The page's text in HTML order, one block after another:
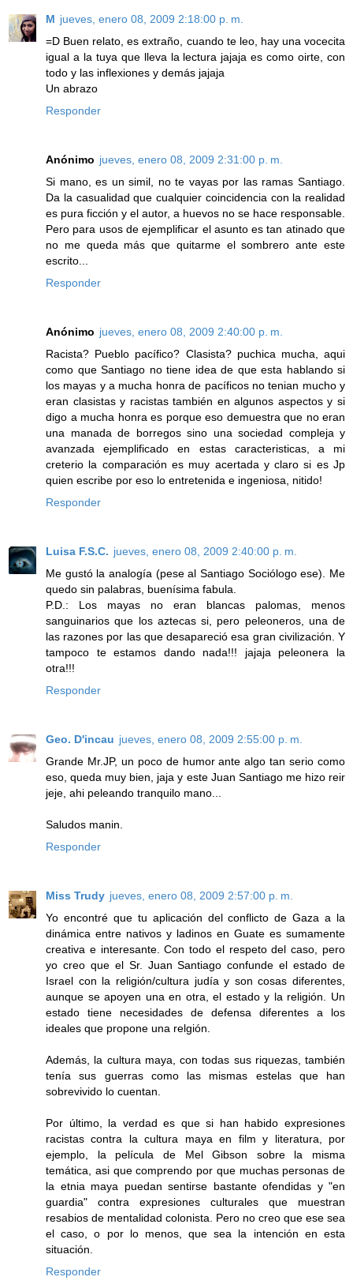
M jueves, enero 08, 2009 2:18:00 p. m.
=D Buen relato, es extraño, cuando te leo, hay una vocecita
igual a la tuya que lleva la lectura jajaja es como oirte, con
todo y las inflexiones y demás jajaja
Un abrazo
Responder
Anónimo jueves, enero 08, 2009 2:31:00 p. m.
Si mano, es un simil, no te vayas por las ramas Santiago.
Da la casualidad que cualquier coincidencia con la realidad
es pura ficción y el autor, a huevos no se hace responsable.
Pero para usos de ejemplificar el asunto es tan atinado que
no me queda más que quitarme el sombrero ante este
escrito...
Responder
Anónimo jueves, enero 08, 2009 2:40:00 p. m.
Racista? Pueblo pacífico? Clasista? puchica mucha, aqui
como que Santiago no tiene idea de que esta hablando si
los mayas y a mucha honra de pacíficos no tenian mucho y
eran clasistas y racistas también en algunos aspectos y si
digo a mucha honra es porque eso demuestra que no eran
una manada de borregos sino una sociedad compleja y
avanzada ejemplificado en estas caracteristicas, a mi
creterio la comparación es muy acertada y claro si es Jp
quien escribe por eso lo entretenida e ingeniosa, nitido!
Responder
Luisa F.S.C. jueves, enero 08, 2009 2:40:00 p. m.
Me gustó la analogía (pese al Santiago Sociólogo ese). Me
quedo sin palabras, buenísima fabula.
P.D.: Los mayas no eran blancas palomas, menos
sanguinarios que los aztecas si, pero peleoneros, una de
las razones por las que desapareció esa gran civilización. Y
tampoco te estamos dando nada!!! jajaja peleonera la
otra!!!
Responder
Geo. D'incau jueves, enero 08, 2009 2:55:00 p. m.
Grande Mr.JP, un poco de humor ante algo tan serio como
eso, queda muy bien, jaja y este Juan Santiago me hizo reir
jeje, ahi peleando tranquilo mano...
Saludos manin.
Responder
Miss Trudy jueves, enero 08, 2009 2:57:00 p. m.
Yo encontré que tu aplicación del conflicto de Gaza a la
dinámica entre nativos y ladinos en Guate es sumamente
creativa e interesante. Con todo el respeto del caso, pero
yo creo que el Sr. Juan Santiago confunde el estado de
Israel con la religión/cultura judía y son cosas diferentes,
aunque se apoyen una en otra, el estado y la religión. Un
estado tiene necesidades de defensa diferentes a los
ideales que propone una relgión.
Además, la cultura maya, con todas sus riquezas, también
tenía sus guerras como las mismas estelas que han
sobrevivido lo cuentan.
Por último, la verdad es que si han habido expresiones
racistas contra la cultura maya en film y literatura, por
ejemplo, la película de Mel Gibson sobre la misma
temática, asi que comprendo por que muchas personas de
la etnia maya puedan sentirse bastante ofendidas y "en
guardia" contra expresiones culturales que muestran
resabios de mentalidad colonista. Pero no creo que ese sea
el caso, o por lo menos, que sea la intención en esta
situación.
Responder